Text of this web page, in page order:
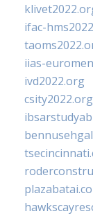
ifac-
iias-
ivd2022.org
csity2022.org